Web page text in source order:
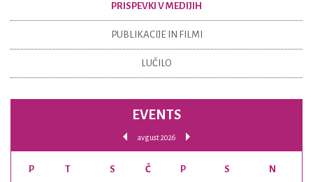
PRISPEVKI V MEDIJIH
PUBLIKACIJE IN FILMI
LUČILO
EVENTS
avgust 2026
P T S Č P S N